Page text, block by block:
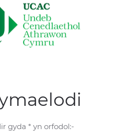
gyda * yn orfodol:-